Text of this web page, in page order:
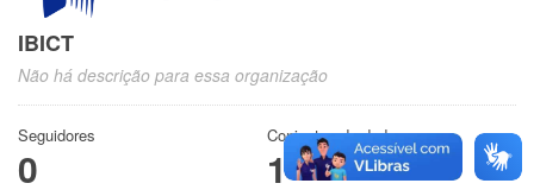
IBICT
Não há descrição para essa organização
Seguidores
0
Conjuntos de dados
1